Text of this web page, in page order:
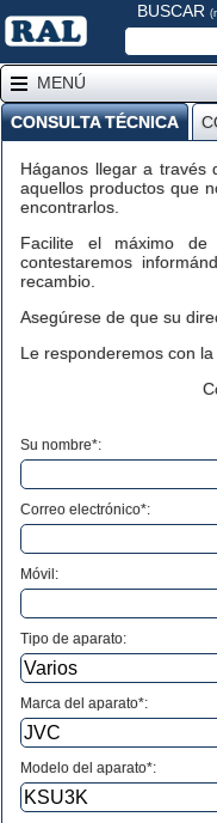
BUSCAR
MENÚ
CONSULTA TÉCNICA
Háganos llegar a través
aquellos productos que
encontrarlos.
Facilite el máximo
contestaremos
recambio.
Asegúrese de que su
Le responderemos con
Su nombre*:
Correo electrónico*:
Móvil:
Tipo de aparato:
Marca del aparato*:
Modelo del aparato*: